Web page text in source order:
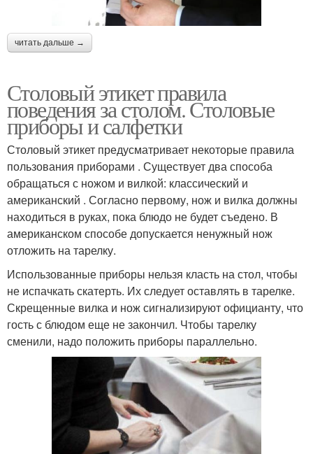
читать дальше →
Столовый этикет правила
поведения за столом. Столовые
приборы и салфетки
Столовый этикет предусматривает некоторые правила
пользования приборами . Существует два способа
обращаться с ножом и вилкой: классический и
американский . Согласно первому, нож и вилка должны
находиться в руках, пока блюдо не будет съедено. В
американском способе допускается ненужный нож
отложить на тарелку.
Использованные приборы нельзя класть на стол, чтобы
не испачкать скатерть. Их следует оставлять в тарелке.
Скрещенные вилка и нож сигнализируют официанту, что
гость с блюдом еще не закончил. Чтобы тарелку
сменили, надо положить приборы параллельно.